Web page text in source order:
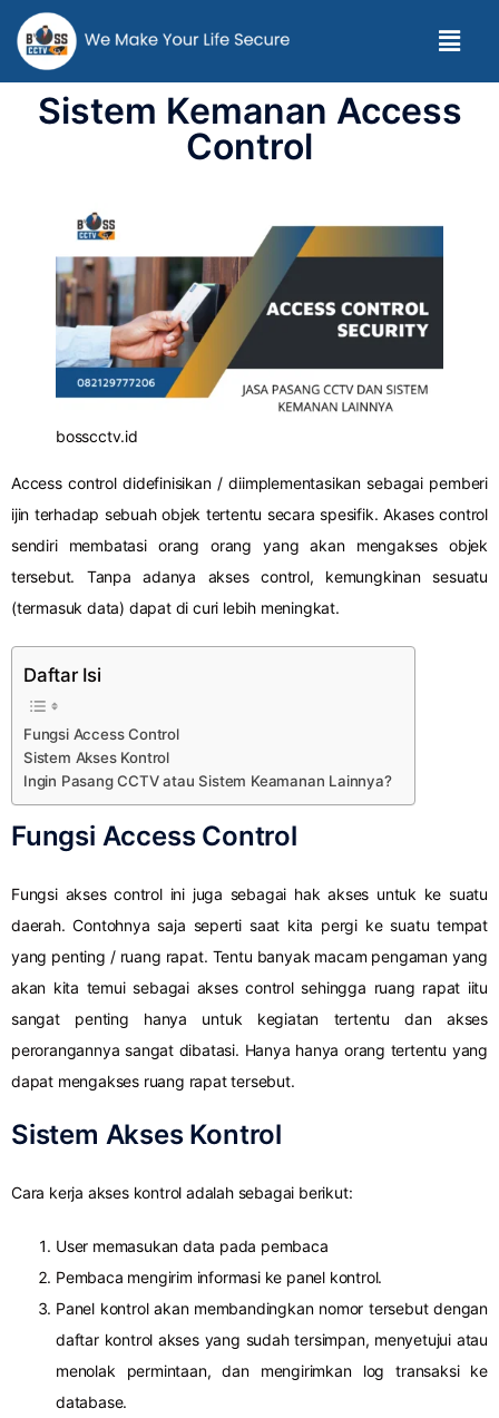
Sistem Kemanan Access
Control
bosscctv.id
Access control didefinisikan / diimplementasikan sebagai pemberi
ijin terhadap sebuah objek tertentu secara spesifik. Akases control
sendiri membatasi orang orang yang akan mengakses objek
tersebut. Tanpa adanya akses control, kemungkinan sesuatu
(termasuk data) dapat di curi lebih meningkat.
Daftar Isi
Fungsi Access Control
Sistem Akses Kontrol
Ingin Pasang CCTV atau Sistem Keamanan Lainnya?
Fungsi Access Control
Fungsi akses control ini juga sebagai hak akses untuk ke suatu
daerah. Contohnya saja seperti saat kita pergi ke suatu tempat
yang penting / ruang rapat. Tentu banyak macam pengaman yang
akan kita temui sebagai akses control sehingga ruang rapat iitu
sangat penting hanya untuk kegiatan tertentu dan akses
perorangannya sangat dibatasi. Hanya hanya orang tertentu yang
dapat mengakses ruang rapat tersebut.
Sistem Akses Kontrol
Cara kerja akses kontrol adalah sebagai berikut:
User memasukan data pada pembaca
Pembaca mengirim informasi ke panel kontrol.
Panel kontrol akan membandingkan nomor tersebut dengan
daftar kontrol akses yang sudah tersimpan, menyetujui atau
menolak permintaan, dan mengirimkan log transaksi ke
database.